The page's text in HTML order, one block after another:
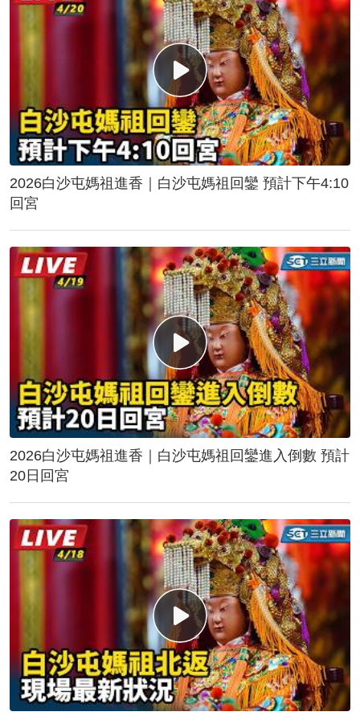
2026白沙屯媽祖進香｜白沙屯媽祖回鑾 預計下午4:10
回宮
2026白沙屯媽祖進香｜白沙屯媽祖回鑾進入倒數 預計
20日回宮